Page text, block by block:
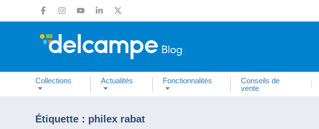
Collections Actualités Fonctionnalités
Conseils de
vente
Étiquette : philex rabat